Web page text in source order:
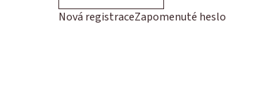
íNová registraceZapomenuté heslo